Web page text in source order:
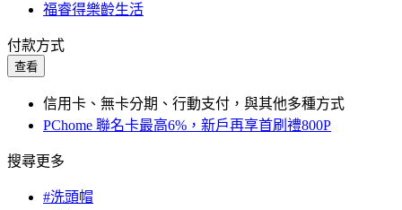
福睿得樂齡生活
付款方式
查看
信用卡、無卡分期、行動支付，與其他多種方式
PChome 聯名卡最高6%，新戶再享首刷禮800P
搜尋更多
#洗頭帽